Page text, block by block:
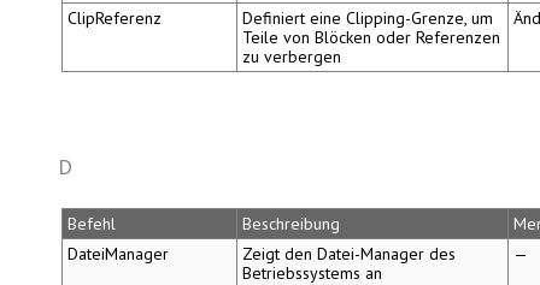
ClipReferenz
Definiert eine Clipping-Grenze, um
Teile von Blöcken oder Referenzen
zu verbergen
D
Befehl Beschreibung
DateiManager
Zeigt den Datei-Manager des
Betriebssystems an
—